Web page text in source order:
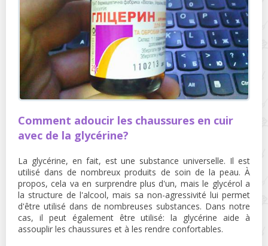
Comment adoucir les chaussures en cuir
avec de la glycérine?
La glycérine, en fait, est une substance universelle. Il est
utilisé dans de nombreux produits de soin de la peau. À
propos, cela va en surprendre plus d'un, mais le glycérol a
la structure de l'alcool, mais sa non-agressivité lui permet
d'être utilisé dans de nombreuses substances. Dans notre
cas, il peut également être utilisé: la glycérine aide à
assouplir les chaussures et à les rendre confortables.